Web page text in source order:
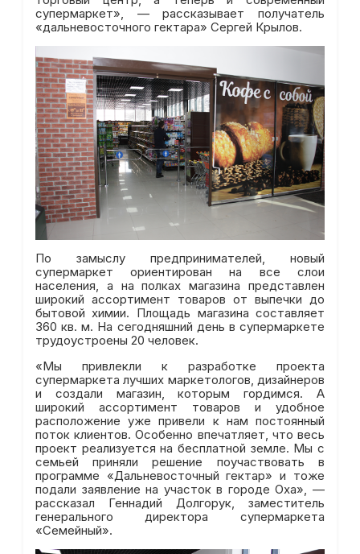
супермаркет», — рассказывает получатель
«дальневосточного гектара» Сергей Крылов.
По замыслу предпринимателей, новый
супермаркет ориентирован на все слои
населения, а на полках магазина представлен
широкий ассортимент товаров от выпечки до
бытовой химии. Площадь магазина составляет
360 кв. м. На сегодняшний день в супермаркете
трудоустроены 20 человек.
«Мы привлекли к разработке проекта
супермаркета лучших маркетологов, дизайнеров
и создали магазин, которым гордимся. А
широкий ассортимент товаров и удобное
расположение уже привели к нам постоянный
поток клиентов. Особенно впечатляет, что весь
проект реализуется на бесплатной земле. Мы с
семьей приняли решение поучаствовать в
программе «Дальневосточный гектар» и тоже
подали заявление на участок в городе Оха», —
рассказал Геннадий Долгорук, заместитель
генерального директора супермаркета
«Семейный».